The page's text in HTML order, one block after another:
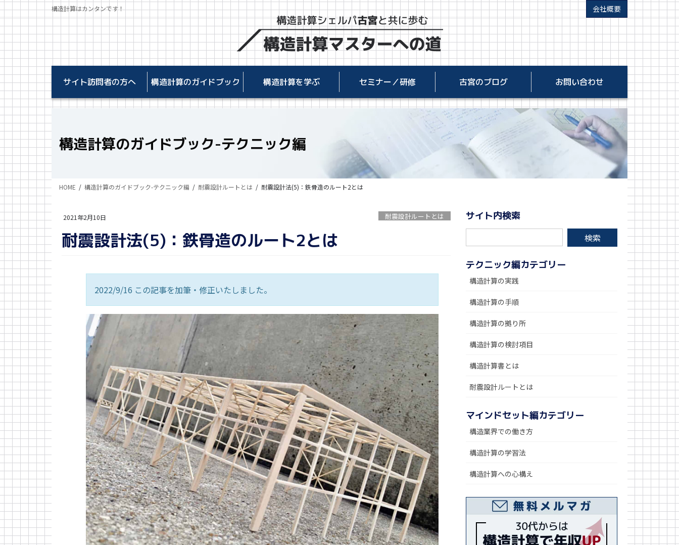
コ
ン
テ
ン
ツ
に
移
動
ナ
ビ
ゲ
ー
シ
ョ
ン
に
移
動
構造計算はカンタンです！ 会社概要
サイト訪問者の方へ 構造計算のガイドブック 構造計算を学ぶ セミナー／研修 古宮のブログ お問い合わせ
構造計算のガイドブック-テクニック編
HOME 構造計算のガイドブック-テクニック編 耐震設計ルートとは 耐震設計法(5)：鉄骨造のルート2とは
2021年2月10日 耐震設計ルートとは
耐震設計法(5)：鉄骨造のルート2とは
2022/9/16 この記事を加筆・修正いたしました。
サイト内検索
テクニック編カテゴリー
構造計算の実践
構造計算の手順
構造計算の拠り所
構造計算の検討項目
構造計算書とは
耐震設計ルートとは
マインドセット編カテゴリー
構造業界での働き方
構造計算の学習法
構造計算への心構え